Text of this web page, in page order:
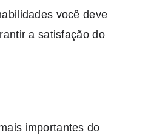
você deve
a satisfação do
importantes do